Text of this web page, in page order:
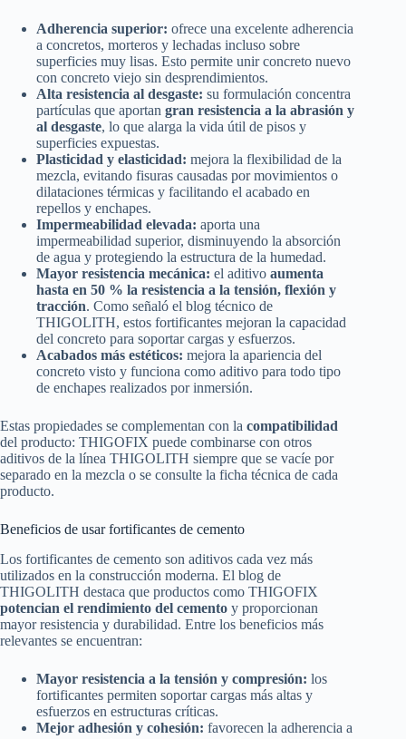
Adherencia superior: ofrece una excelente adherencia
a concretos, morteros y lechadas incluso sobre
superficies muy lisas. Esto permite unir concreto nuevo
con concreto viejo sin desprendimientos.
Alta resistencia al desgaste: su formulación concentra
partículas que aportan gran resistencia a la abrasión y
al desgaste, lo que alarga la vida útil de pisos y
superficies expuestas.
Plasticidad y elasticidad: mejora la flexibilidad de la
mezcla, evitando fisuras causadas por movimientos o
dilataciones térmicas y facilitando el acabado en
repellos y enchapes.
Impermeabilidad elevada: aporta una
impermeabilidad superior, disminuyendo la absorción
de agua y protegiendo la estructura de la humedad.
Mayor resistencia mecánica: el aditivo aumenta
hasta en 50 % la resistencia a la tensión, flexión y
tracción. Como señaló el blog técnico de
THIGOLITH, estos fortificantes mejoran la capacidad
del concreto para soportar cargas y esfuerzos.
Acabados más estéticos: mejora la apariencia del
concreto visto y funciona como aditivo para todo tipo
de enchapes realizados por inmersión.
Estas propiedades se complementan con la compatibilidad
del producto: THIGOFIX puede combinarse con otros
aditivos de la línea THIGOLITH siempre que se vacíe por
separado en la mezcla o se consulte la ficha técnica de cada
producto.
Beneficios de usar fortificantes de cemento
Los fortificantes de cemento son aditivos cada vez más
utilizados en la construcción moderna. El blog de
THIGOLITH destaca que productos como THIGOFIX
potencian el rendimiento del cemento y proporcionan
mayor resistencia y durabilidad. Entre los beneficios más
relevantes se encuentran:
Mayor resistencia a la tensión y compresión: los
fortificantes permiten soportar cargas más altas y
esfuerzos en estructuras críticas.
Mejor adhesión y cohesión: favorecen la adherencia a